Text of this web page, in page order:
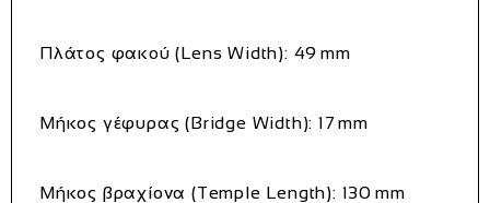
Πλάτος φακού (Lens Width): 49 mm
Μήκος γέφυρας (Bridge Width): 17 mm
Μήκος βραχίονα (Temple Length): 130 mm